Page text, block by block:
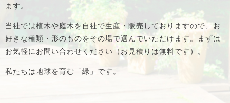
ます。
当社では植木や庭木を自社で生産・販売しておりますので、 お
好きな種類・形のものをその場で選んでいただけます。
まずは
お気軽にお問い合わせください（お見積りは無料です）。
私たちは地球を育む「緑」です。